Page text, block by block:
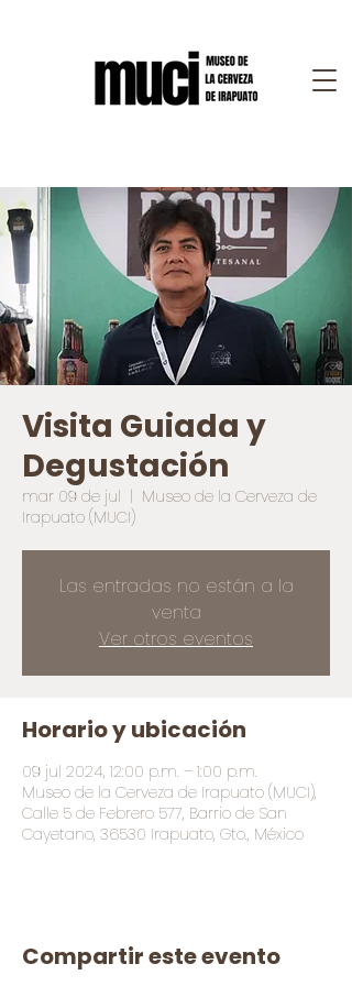
Visita Guiada y
Degustación
mar 09 de jul
  |
Museo de la Cerveza de
Irapuato (MUCI)
Las entradas no están a la
venta
Ver otros eventos
Horario y ubicación
09 jul 2024, 12:00 p.m. – 1:00 p.m.
Museo de la Cerveza de Irapuato (MUCI),
Calle 5 de Febrero 577, Barrio de San
Cayetano, 36530 Irapuato, Gto., México
Compartir este evento